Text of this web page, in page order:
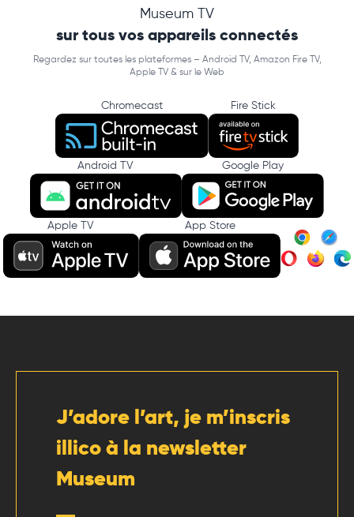
Museum TV
sur tous vos appareils connectés
Regardez sur toutes les plateformes – Android TV, Amazon Fire TV,
Apple TV & sur le Web
Chromecast Fire Stick
Android TV Google Play
Apple TV App Store
J’adore l’art, je m’inscris
illico à la newsletter
Museum